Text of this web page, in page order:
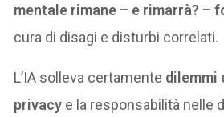
mentale rimane – e rimarrà? –
cura di disagi e disturbi correlati.
L’IA solleva certamente dilemmi
privacy e la responsabilità nelle